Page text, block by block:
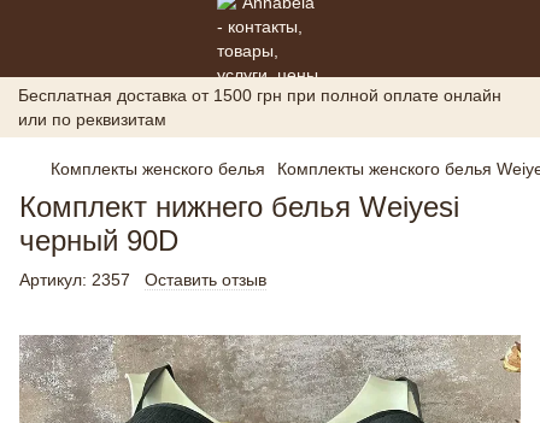
Бесплатная доставка от 1500 грн при полной оплате онлайн
или по реквизитам
Комплекты женского белья Комплекты женского белья
Комплект нижнего белья Weiyesi
черный 90D
Артикул: 2357 Оставить отзыв